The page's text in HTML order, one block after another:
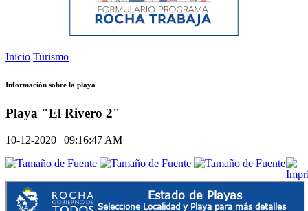
Inicio Turismo
Información sobre la playa
Playa "El Rivero 2"
10-12-2020 | 09:16:47 AM